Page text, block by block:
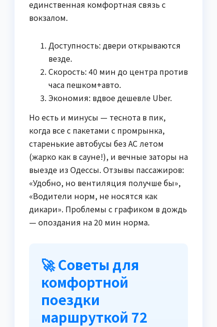
единственная комфортная связь с
вокзалом.
Доступность: двери открываются
везде.
Скорость: 40 мин до центра против
часа пешком+авто.
Экономия: вдвое дешевле Uber.
Но есть и минусы — теснота в пик,
когда все с пакетами с промрынка,
старенькие автобусы без AC летом
(жарко как в сауне!), и вечные заторы на
выезде из Одессы. Отзывы пассажиров:
«Удобно, но вентиляция получше бы»,
«Водители норм, не носятся как
дикари». Проблемы с графиком в дождь
— опоздания на 20 мин норма.
🚀 Советы для
комфортной
поездки
маршруткой 72